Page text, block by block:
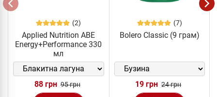
(2)
Applied Nutrition ABE
Energy+Performance 330
мл
88 грн 95 грн
(7)
Bolero Classic (9 грам)
19 грн 24 грн